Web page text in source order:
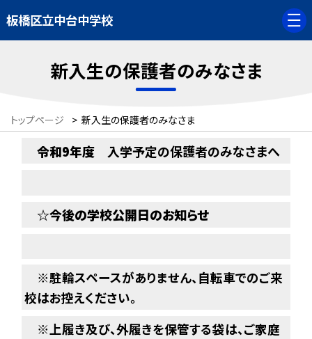
板橋区立中台中学校
新入生の保護者のみなさま
トップページ > 新入生の保護者のみなさま
令和9年度入学予定の保護者のみなさまへ
☆今後の学校公開日のお知らせ
※駐輪スペースがありません、自転車でのご来
校はお控えください。
※上履き及び、外履きを保管する袋は、ご家庭